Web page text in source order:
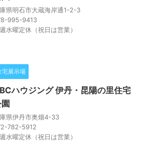
県明石市大蔵海岸通1-2-3
995-9413
水曜定休（祝日は営業）
宅展示場
ハウジング 伊丹・昆陽の里住宅
県伊丹市奥畑4-33
782-5912
水曜定休（祝日は営業）